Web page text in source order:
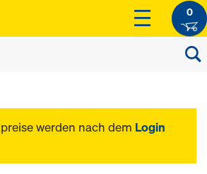
0
werden nach dem Login